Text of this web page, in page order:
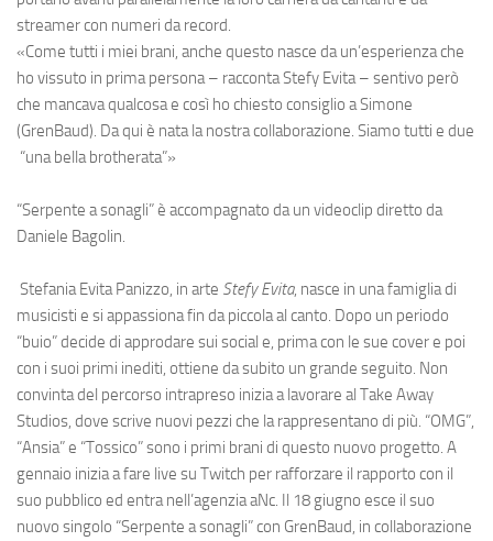
streamer con numeri da record.
«Come tutti i miei brani, anche questo nasce da un’esperienza che
ho vissuto in prima persona– racconta Stefy Evita – sentivo però
che mancava qualcosa e così ho chiesto consiglio a Simone
(GrenBaud). Da qui è nata la nostra collaborazione. Siamo tutti e due
“una bella brotherata”»
“Serpente a sonagli” è accompagnato da un videoclip diretto da
Daniele Bagolin.
Stefania Evita Panizzo, in arte Stefy Evita, nasce in una famiglia di
musicisti e si appassiona fin da piccola al canto. Dopo un periodo
“buio” decide di approdare sui social e, prima con le sue cover e poi
con i suoi primi inediti, ottiene da subito un grande seguito. Non
convinta del percorso intrapreso inizia a lavorare al Take Away
Studios, dove scrive nuovi pezzi che la rappresentano di più. “OMG”,
“Ansia” e “Tossico” sono i primi brani di questo nuovo progetto. A
gennaio inizia a fare live su Twitch per rafforzare il rapporto con il
suo pubblico ed entra nell’agenzia aNc. Il 18 giugno esce il suo
nuovo singolo “Serpente a sonagli” con GrenBaud, in collaborazione